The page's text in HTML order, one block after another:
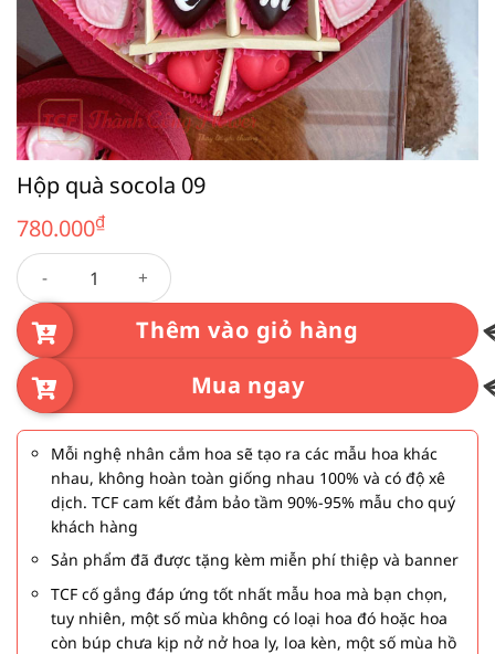
Hộp quà socola 09
780.000₫
Hộp quà socola 09 số lượng
Thêm vào giỏ hàng
Mua ngay
Mỗi nghệ nhân cắm hoa sẽ tạo ra các mẫu hoa khác
nhau, không hoàn toàn giống nhau 100% và có độ xê
dịch. TCF cam kết đảm bảo tầm 90%-95% mẫu cho quý
khách hàng
Sản phẩm đã được tặng kèm miễn phí thiệp và banner
TCF cố gắng đáp ứng tốt nhất mẫu hoa mà bạn chọn,
tuy nhiên, một số mùa không có loại hoa đó hoặc hoa
còn búp chưa kịp nở nở hoa ly, loa kèn, một số mùa hồ